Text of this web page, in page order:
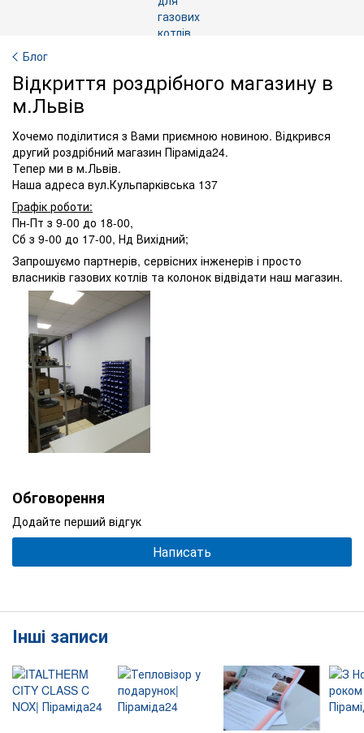
Блог
Відкриття роздрібного магазину в
м.Львів
Хочемо поділитися з Вами приємною новиною. Відкрився
другий роздрібний магазин Піраміда24.
Тепер ми в м.Львів.
Наша адреса вул.Кульпарківська 137
Графік роботи:
Пн-Пт з 9-00 до 18-00,
Сб з 9-00 до 17-00, Нд Вихідний;
Запрошуємо партнерів, сервісних інженерів і просто
власників газових котлів та колонок відвідати наш магазин.
Обговорення
Додайте перший відгук
Написать
Інші записи